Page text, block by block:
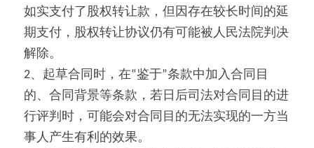
如实支付了股权转让款，但因存在较长时间的延
期支付，股权转让协议仍有可能被人民法院判决
解除。
2、起草合同时，在“鉴于”条款中加入合同目
的、合同背景等条款，若日后司法对合同目的进
行评判时，可能会对合同目的无法实现的一方当
事人产生有利的效果。